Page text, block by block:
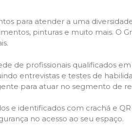
para atender a uma
pinturas e muito mais. O
de profissionais qualificados
entrevistas e testes de
para atuar no segmento de
e identificados com crachá e
no acesso ao seu espaço.